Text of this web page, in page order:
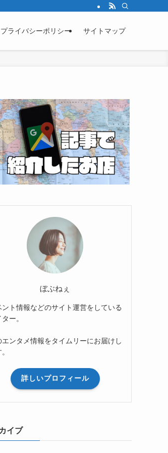
プライバシーポリシー サイトマップ
ぼぶねぇ
ント情報などのサイト運営をしている
ー。
エンタメ情報をタイムリーにお届けし
詳しいプロフィール
イブ